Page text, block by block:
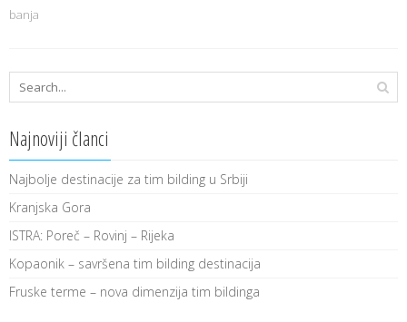
banja
Najnoviji članci
Najbolje destinacije za tim bilding u Srbiji
Kranjska Gora
ISTRA: Poreč – Rovinj – Rijeka
Kopaonik – savršena tim bilding destinacija
Fruske terme – nova dimenzija tim bildinga